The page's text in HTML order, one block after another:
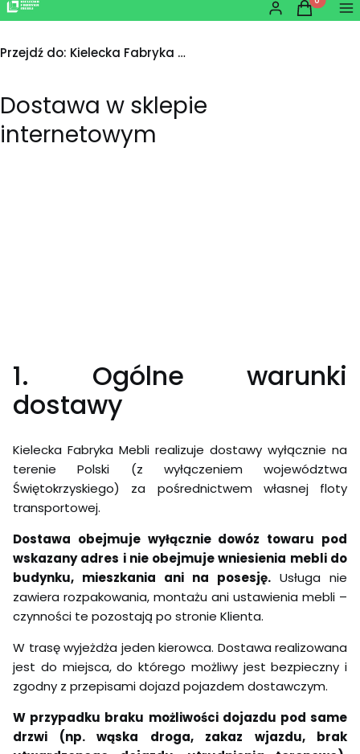
Zaloguj się
Produkty
Koszyk
Przejdź do: Kielecka Fabryka Mebli
Dostawa w sklepie
internetowym
1. Ogólne warunki
dostawy
Kielecka Fabryka Mebli realizuje dostawy wyłącznie na
terenie Polski (z wyłączeniem województwa
Świętokrzyskiego) za pośrednictwem własnej floty
transportowej.
Dostawa obejmuje wyłącznie dowóz towaru pod
wskazany adres i nie obejmuje wniesienia mebli do
budynku, mieszkania ani na posesję. Usługa nie
zawiera rozpakowania, montażu ani ustawienia mebli –
czynności te pozostają po stronie Klienta.
W trasę wyjeżdża jeden kierowca. Dostawa realizowana
jest do miejsca, do którego możliwy jest bezpieczny i
zgodny z przepisami dojazd pojazdem dostawczym.
W przypadku braku możliwości dojazdu pod same
drzwi (np. wąska droga, zakaz wjazdu, brak